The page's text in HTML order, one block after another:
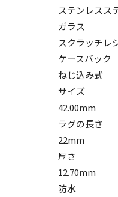
ステンレスス
ガラス
スクラッチレ
ケースバック
ねじ込み式
サイズ
42.00mm
ラグの長さ
22mm
厚さ
12.70mm
防水